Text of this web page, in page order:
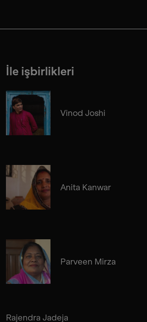
İle işbirlikleri
Vinod Joshi
Anita Kanwar
Parveen Mirza
Rajendra Jadeja